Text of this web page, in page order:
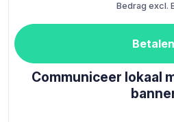
Bedrag excl.
Betalen
Communiceer lokaal